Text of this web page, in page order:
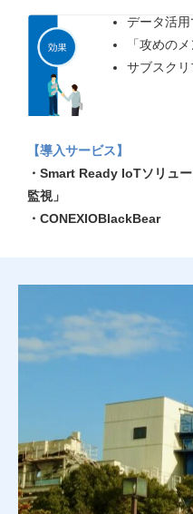
データ活
「攻めの
サブスク
【導入サービス】
・Smart Ready IoTソリュ
監視」
・CONEXIOBlackBear